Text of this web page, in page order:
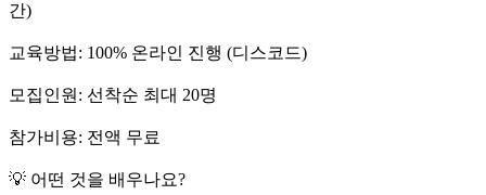
간)
교육방법: 100% 온라인 진행 (디스코드)
모집인원: 선착순 최대 20명
참가비용: 전액 무료
💡 어떤 것을 배우나요?